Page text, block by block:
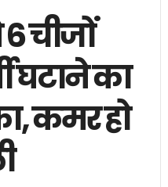
चीजों
घटाने का
कमर हो